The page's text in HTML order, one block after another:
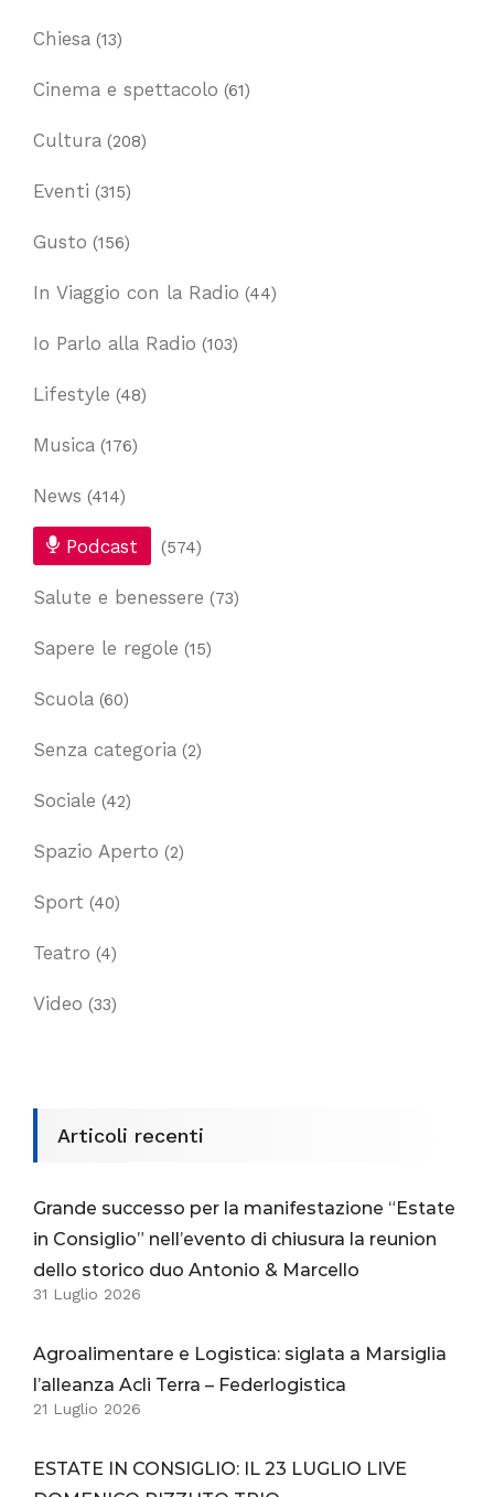
Chiesa (13)
Cinema e spettacolo (61)
Cultura (208)
Eventi (315)
Gusto (156)
In Viaggio con la Radio (44)
Io Parlo alla Radio (103)
Lifestyle (48)
Musica (176)
News (414)
Podcast (574)
Salute e benessere (73)
Sapere le regole (15)
Scuola (60)
Senza categoria (2)
Sociale (42)
Spazio Aperto (2)
Sport (40)
Teatro (4)
Video (33)
Articoli recenti
Grande successo per la manifestazione “Estate
in Consiglio” nell’evento di chiusura la reunion
dello storico duo Antonio & Marcello
31 Luglio 2026
Agroalimentare e Logistica: siglata a Marsiglia
l’alleanza Acli Terra – Federlogistica
21 Luglio 2026
ESTATE IN CONSIGLIO: IL 23 LUGLIO LIVE